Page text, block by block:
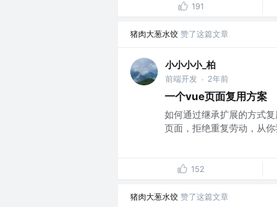
191
猪肉大葱水饺 赞了这篇文章
小小小小_柏
前端开发 · 2年前
一个vue页面复用方案
如何通过继承扩展的方式
页面，拒绝重复劳动，从
152
猪肉大葱水饺 赞了这篇文章